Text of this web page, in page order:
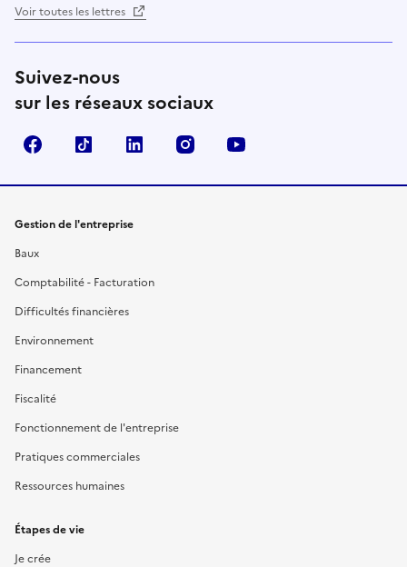
Voir toutes les lettres
Suivez-nous
sur les réseaux sociaux
FacebookTikTok Linkedin Instagram
Gestion de l'entreprise
Baux
Comptabilité - Facturation
Difficultés financières
Environnement
Financement
Fiscalité
Fonctionnement de l'entreprise
Pratiques commerciales
Ressources humaines
Étapes de vie
Je crée